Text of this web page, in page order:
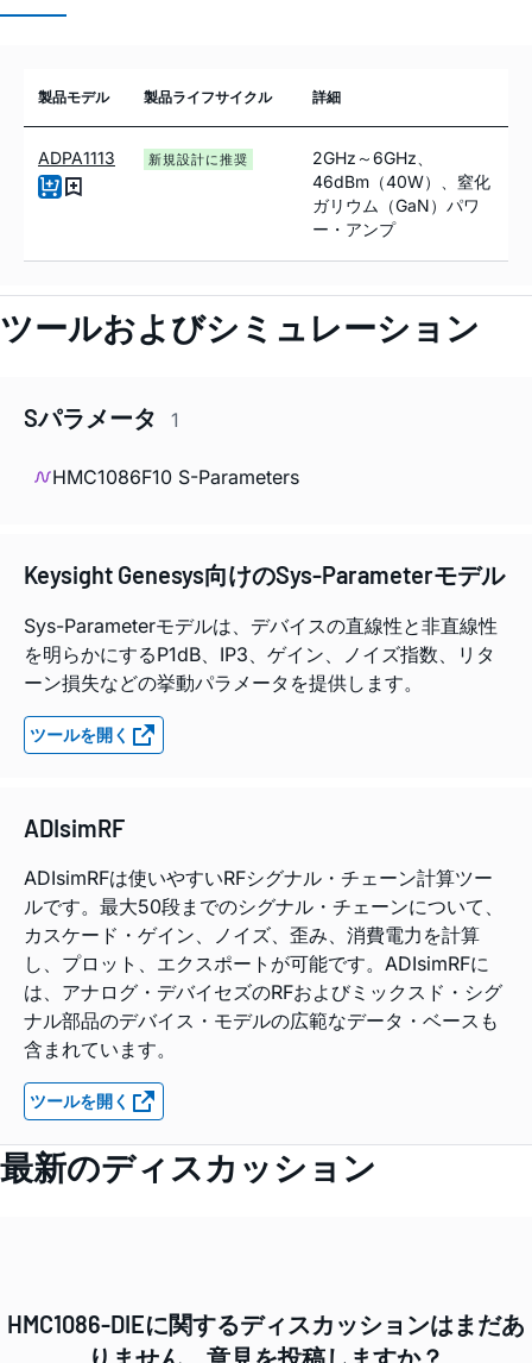
製品モデル 製品ライフサイクル 詳細
ADPA1113 新規設計に推奨
2GHz～6GHz、
46dBm（40W）、窒化
ガリウム（GaN）パワ
ー・アンプ
ツールおよびシミュレーション
Sパラメータ 1
HMC1086F10 S-Parameters
Keysight Genesys向けのSys-Parameterモデル
Sys-Parameterモデルは、デバイスの直線性と非直線性
を明らかにするP1dB、IP3、ゲイン、ノイズ指数、リタ
ーン損失などの挙動パラメータを提供します。
ツールを開く
ADIsimRF
ADIsimRFは使いやすいRFシグナル・チェーン計算ツー
ルです。最大50段までのシグナル・チェーンについて、
カスケード・ゲイン、ノイズ、歪み、消費電力を計算
し、プロット、エクスポートが可能です。ADIsimRFに
は、アナログ・デバイセズのRFおよびミックスド・シグ
ナル部品のデバイス・モデルの広範なデータ・ベースも
含まれています。
ツールを開く
最新のディスカッション
HMC1086-DIEに関するディスカッションはまだあ
りません。意見を投稿しますか？